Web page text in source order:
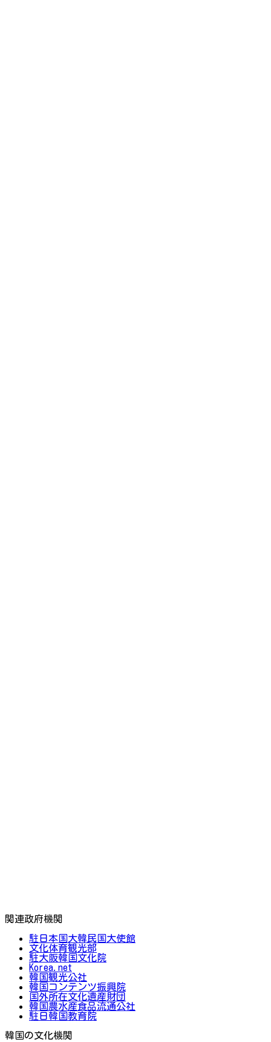
関連政府機関
駐日本国大韓民国大使館
文化体育観光部
駐大阪韓国文化院
Korea.net
韓国観光公社
韓国コンテンツ振興院
国外所在文化遺産財団
韓国農水産食品流通公社
駐日韓国教育院
韓国の文化機関